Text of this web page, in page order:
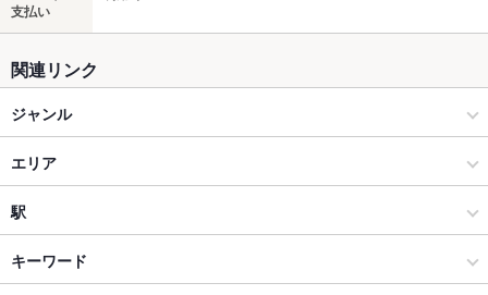
支払い
関連リンク
ジャンル
居酒屋
洋・和洋・各国料理・その他
神戸 × 居酒屋
エリア
三宮
三宮 × 居酒屋
駅
神戸三宮駅
キーワード